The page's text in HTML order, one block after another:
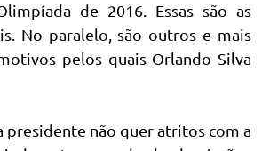
de 2016. Essas são as
No paralelo, são outros e mais
pelos quais Orlando Silva
presidente não quer atritos com a